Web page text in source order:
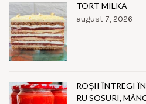
TORT MILKA
august 7, 2026
ROȘII ÎNTREGI
RU SOSURI,